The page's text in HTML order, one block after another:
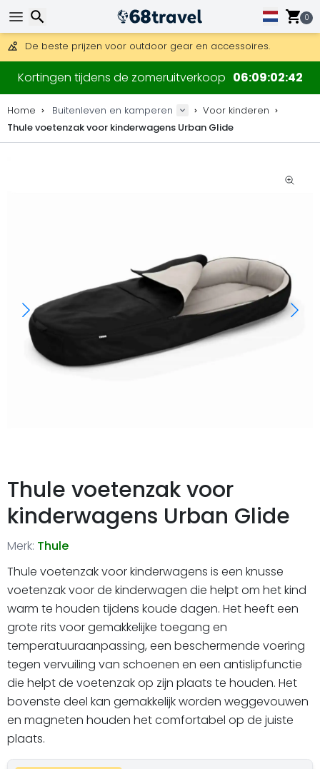
0
DHL Express is ook beschikbaar.
30 dagen retour, 90 dagen voor houten kaarten en
De beste prijzen voor outdoor gear en accessoires.
Kortingen tijdens de zomeruitverkoop 06090241
Home Buitenleven en kamperen
Voor kinderen
Thule voetenzak voor kinderwagens Urban Glide
Thule voetenzak voor
kinderwagens Urban Glide
Merk: Thule
Thule voetenzak voor kinderwagens is een knusse
voetenzak voor de kinderwagen die helpt om het kind
warm te houden tijdens koude dagen. Het heeft een
grote rits voor gemakkelijke toegang en
temperatuuraanpassing, een beschermende voering
tegen vervuiling van schoenen en een antislipfunctie
die helpt de voetenzak op zijn plaats te houden. Het
bovenste deel kan gemakkelijk worden weggevouwen
en magneten houden het comfortabel op de juiste
plaats.
Zoeken